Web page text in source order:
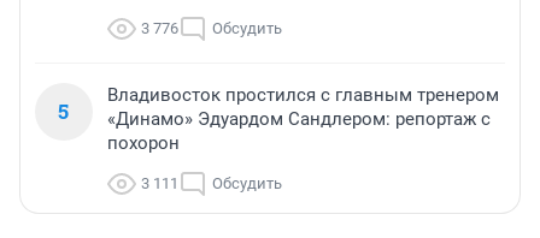
3 776 Обсудить
5
Владивосток простился с главным тренером
«Динамо» Эдуардом Сандлером: репортаж с
похорон
3 111 Обсудить